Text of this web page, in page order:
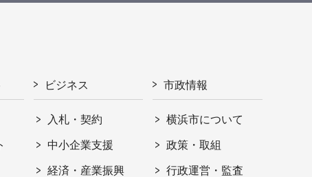
ビジネス
入札・契約
中小企業支援
経済・産業振興
市政情報
横浜市について
政策・取組
行政運営・監査